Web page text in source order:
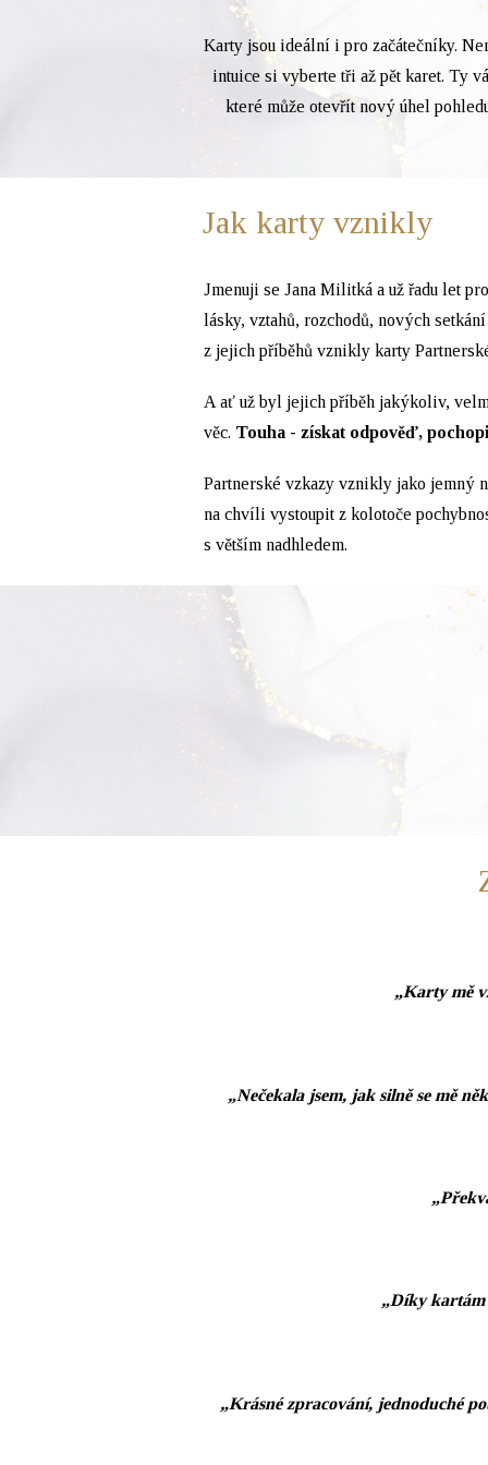
Karty jsou ideální i pro začátečníky.
intuice si vyberte tři až pět karet. Ty
které může otevřít nový úhel
Jak karty vznikly
Jmenuji se Jana Militká a už řadu let
lásky, vztahů, rozchodů, nových
z jejich příběhů vznikly karty
A ať už byl jejich příběh jakýkoliv,
věc. Touha - získat odpověď,
Partnerské vzkazy vznikly jako jemný
na chvíli vystoupit z kolotoče
s větším nadhledem.
„Karty mě
„Nečekala jsem, jak silně se mě
„Díky kartám
„Krásné zpracování, jednoduché